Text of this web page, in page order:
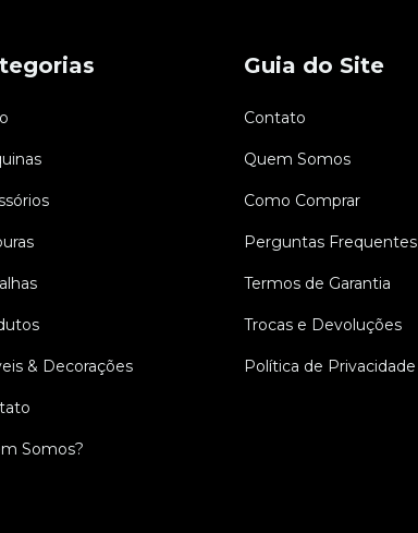
& Decorações
Somos?
Guia do Site
Contato
Quem Somos
Como Comprar
Perguntas Frequentes
Termos de Garantia
Trocas e Devoluções
Política de Privacidade